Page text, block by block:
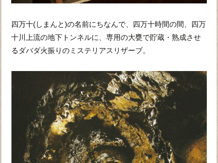
四万十(しまんと)の名前にちなんで、四万十時間の間、四万
十川上流の地下トンネルに、専用の大甕で貯蔵・熟成させ
るダバダ火振りのミステリアスリザーブ。